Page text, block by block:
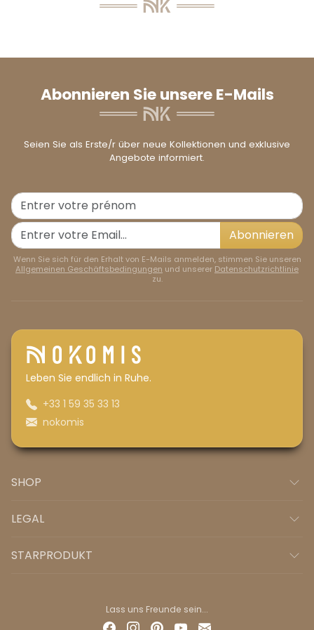
Abonnieren Sie unsere E-Mails
Seien Sie als Erste/r über neue Kollektionen und exklusive
Angebote informiert.
Abonnieren
Wenn Sie sich für den Erhalt von E-Mails anmelden, stimmen Sie unseren
Allgemeinen Geschäftsbedingungen und unserer Datenschutzrichtlinie
zu.
Leben Sie endlich in Ruhe.
+33 1 59 35 33 13
nokomis
SHOP
LEGAL
STARPRODUKT
Lass uns Freunde sein...